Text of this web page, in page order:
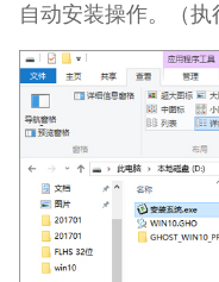
自动安装操作。（执